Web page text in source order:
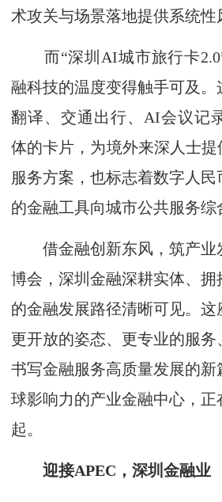
术攻关与场景落地提供系统性
而“深圳AI城市旅行卡
融科技的温度变得触手可及
翻译、交通出行、AI会议记
体的卡片，为境外来深人士提
服务方案，也标志着数字人
的金融工具向城市公共服务综
借金融创新东风，筑产业
博会，深圳金融深耕实体、拥
的金融发展路径清晰可见。这
更开放的姿态、更专业的服务
书写金融服务高质量发展的新
球影响力的产业金融中心，正
起。
迎接APEC，深圳金融业